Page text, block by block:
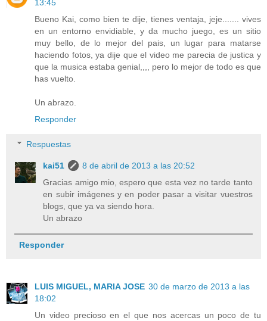
13:45
Bueno Kai, como bien te dije, tienes ventaja, jeje....... vives
en un entorno envidiable, y da mucho juego, es un sitio
muy bello, de lo mejor del pais, un lugar para matarse
haciendo fotos, ya dije que el video me parecia de justica y
que la musica estaba genial,,,, pero lo mejor de todo es que
has vuelto.
Un abrazo.
Responder
Respuestas
kai51
8 de abril de 2013 a las 20:52
Gracias amigo mio, espero que esta vez no tarde tanto
en subir imágenes y en poder pasar a visitar vuestros
blogs, que ya va siendo hora.
Un abrazo
Responder
LUIS MIGUEL, MARIA JOSE 30 de marzo de 2013 a las
18:02
Un video precioso en el que nos acercas un poco de tu